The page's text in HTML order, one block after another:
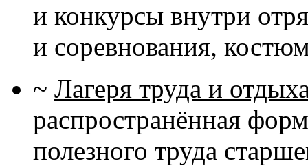
и конкурсы внутри
и соревнования,
~ Лагеря труда и
распространённая
полезного труда